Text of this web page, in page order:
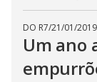
DO R7/21/01/2019
Um ano